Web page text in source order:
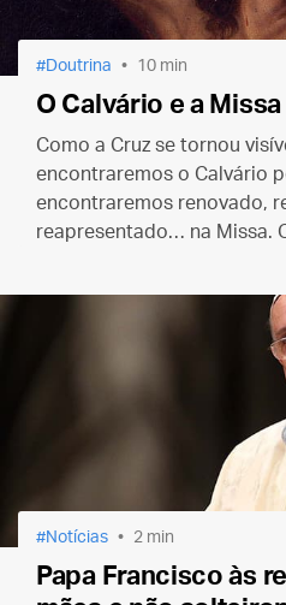
Doutrina 10 min
O Calvário e a Missa
Como a Cruz se tornou
encontraremos o Calvário
encontraremos renovado,
reapresentado… na Missa.
Notícias 2 min
Papa Francisco às